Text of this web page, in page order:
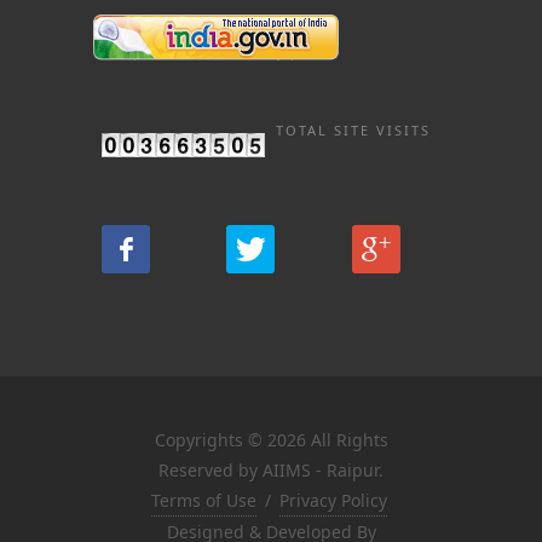
TOTAL SITE VISITS
Copyrights © 2026 All Rights
Reserved by AIIMS - Raipur.
Terms of Use / Privacy Policy
Designed & Developed By